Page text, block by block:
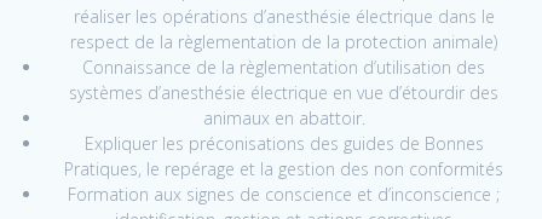
réaliser les opérations d’anesthésie électrique dans le
respect de la règlementation de la protection animale)
Connaissance de la règlementation d’utilisation des
systèmes d’anesthésie électrique en vue d’étourdir des
animaux en abattoir.
Expliquer les préconisations des guides de Bonnes
Pratiques, le repérage et la gestion des non conformités
Formation aux signes de conscience et d’inconscience ;